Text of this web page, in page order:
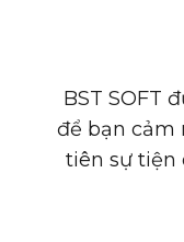
BST SOFT
để bạn cảm
tiên sự tiện